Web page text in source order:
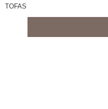
TOFAS